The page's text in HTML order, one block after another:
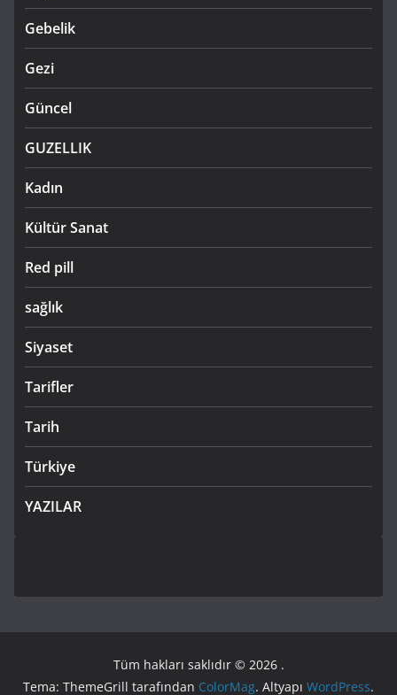
Gebelik
Gezi
Güncel
GUZELLIK
Kadın
Kültür Sanat
Red pill
sağlık
Siyaset
Tarifler
Tarih
Türkiye
YAZILAR
Tüm hakları saklıdır © 2026 .
Tema: ThemeGrill tarafından ColorMag. Altyapı WordPress.